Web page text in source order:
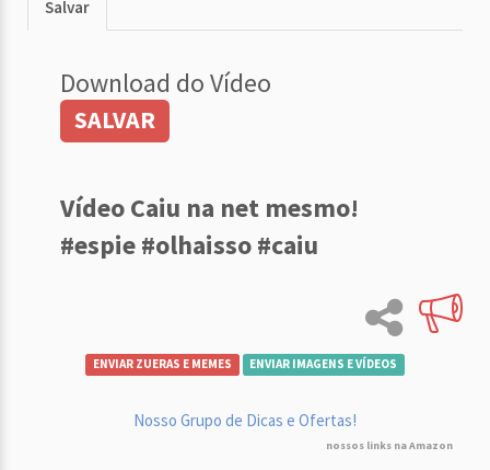
Salvar
Download do Vídeo
SALVAR
Vídeo Caiu na net mesmo!
#espie #olhaisso #caiu
ENVIAR ZUERAS E MEMES ENVIAR IMAGENS E VÍDEOS
Nosso Grupo de Dicas e Ofertas!
nossos links na Amazon